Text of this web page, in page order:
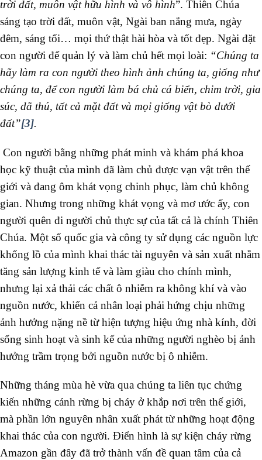
trời đất, muôn vật hữu hình và vô hình”. Thiên Chúa
sáng tạo trời đất, muôn vật, Ngài ban nắng mưa, ngày
đêm, sáng tối… mọi thứ thật hài hòa và tốt đẹp. Ngài đặt
con người để quản lý và làm chủ hết mọi loài: “Chúng ta
hãy làm ra con người theo hình ảnh chúng ta, giống như
chúng ta, để con người làm bá chủ cá biển, chim trời, gia
súc, dã thú, tất cả mặt đất và mọi giống vật bò dưới
đất”[3].
Con người bằng những phát minh và khám phá khoa
học kỹ thuật của mình đã làm chủ được vạn vật trên thế
giới và đang ôm khát vọng chinh phục, làm chủ không
gian. Nhưng trong những khát vọng và mơ ước ấy, con
người quên đi người chủ thực sự của tất cả là chính Thiên
Chúa. Một số quốc gia và công ty sử dụng các nguồn lực
khổng lồ của mình khai thác tài nguyên và sản xuất nhằm
tăng sản lượng kinh tế và làm giàu cho chính mình,
nhưng lại xả thải các chất ô nhiễm ra không khí và vào
nguồn nước, khiến cả nhân loại phải hứng chịu những
ảnh hưởng nặng nề từ hiện tượng hiệu ứng nhà kính, đời
sống sinh hoạt và sinh kế của những người nghèo bị ảnh
hưởng trầm trọng bởi nguồn nước bị ô nhiễm.
Những tháng mùa hè vừa qua chúng ta liên tục chứng
kiến những cánh rừng bị cháy ở khắp nơi trên thế giới,
mà phần lớn nguyên nhân xuất phát từ những hoạt động
khai thác của con người. Điển hình là sự kiện cháy rừng
Amazon gần đây đã trở thành vấn đề quan tâm của cả